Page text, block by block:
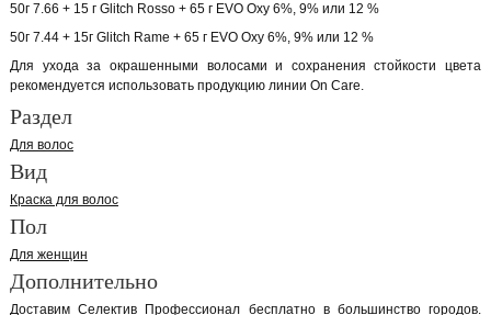
50г 7.66 + 15 г Glitch Rosso + 65 г EVO Oxy 6%, 9% или 12 %
50г 7.44 + 15г Glitch Rame + 65 г EVO Oxy 6%, 9% или 12 %
Для ухода за окрашенными волосами и сохранения стойкости цвета
рекомендуется использовать продукцию линии On Care.
Раздел
Для волос
Вид
Краска для волос
Пол
Для женщин
Дополнительно
Доставим Селектив Профессионал бесплатно в большинство городов.